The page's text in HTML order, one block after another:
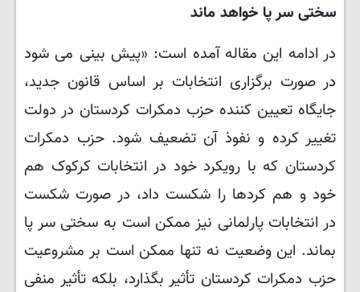
سختی سر پا خواهد ماند
در ادامه این مقاله آمده است: «پیش بینی می شود
در صورت برگزاری انتخابات بر اساس قانون جدید،
جایگاه تعیین کننده حزب دمکرات کردستان در دولت
تغییر کرده و نفوذ آن تضعیف شود. حزب دمکرات
کردستان که با رویکرد خود در انتخابات کرکوک هم
خود و هم کردها را شکست داد، در صورت شکست
در انتخابات پارلمانی نیز ممکن است به سختی سر پا
بماند. این وضعیت نه تنها ممکن است بر مشروعیت
حزب دمکرات کردستان تأثیر بگذارد، بلکه تأثیر منفی